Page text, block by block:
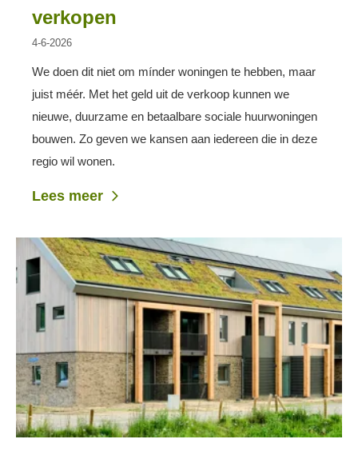
verkopen
4-6-2026
We doen dit niet om mínder woningen te hebben, maar
juist méér. Met het geld uit de verkoop kunnen we
nieuwe, duurzame en betaalbare sociale huurwoningen
bouwen. Zo geven we kansen aan iedereen die in deze
regio wil wonen.
Lees meer